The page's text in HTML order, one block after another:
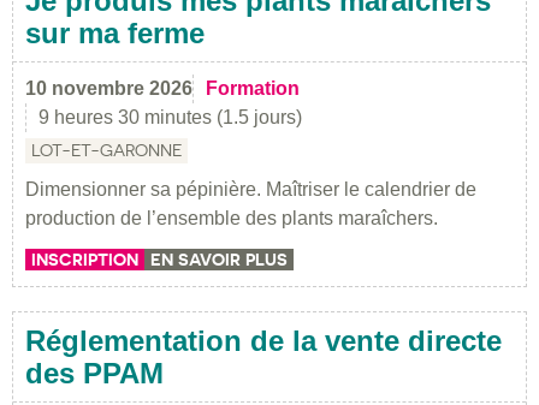
sur ma ferme
10 novembre 2026
Formation
9 heures 30 minutes (1.5 jours)
LOT-ET-GARONNE
Dimensionner sa pépinière. Maîtriser le calendrier de
production de l’ensemble des plants maraîchers.
INSCRIPTION EN SAVOIR PLUS
Réglementation de la vente directe
des PPAM